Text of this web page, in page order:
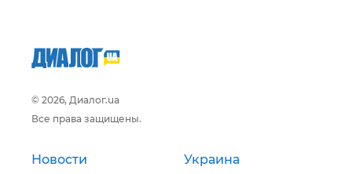
© 2026, Диалог.ua
Все права защищены.
Новости Украина